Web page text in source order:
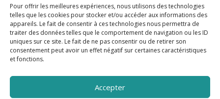
Pour offrir les meilleures expériences, nous utilisons des technologies
telles que les cookies pour stocker et/ou accéder aux informations des
appareils. Le fait de consentir à ces technologies nous permettra de
traiter des données telles que le comportement de navigation ou les ID
uniques sur ce site. Le fait de ne pas consentir ou de retirer son
consentement peut avoir un effet négatif sur certaines caractéristiques
et fonctions.
Accepter
FAIRE UN DON